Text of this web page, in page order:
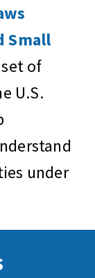
Small
of
U.S.
under